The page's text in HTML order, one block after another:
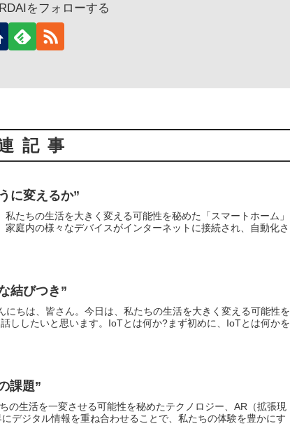
をフォローする
記事
に変えるか”
たちの生活を大きく変える可能性を秘めた「スマートホーム」
庭内の様々なデバイスがインターネットに接続され、自動化さ
結びつき”
ちは、皆さん。今日は、私たちの生活を大きく変える可能性を
ししたいと思います。IoTとは何か?まず初めに、IoTとは何かを
課題”
の生活を一変させる可能性を秘めたテクノロジー、AR（拡張現
デジタル情報を重ね合わせることで、私たちの体験を豊かにす